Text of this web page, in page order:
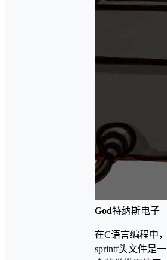
God特纳斯电子
在C语言编程中，
sprintf头文件是一